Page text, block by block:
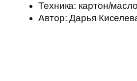
Техника: картон/масло
Автор: Дарья